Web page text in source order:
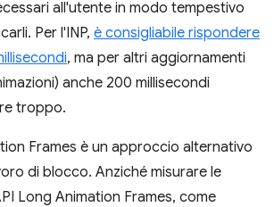
all'utente in modo tempestivo
Per l'INP, è consigliabile rispondere
, ma per altri aggiornamenti
anche 200 millisecondi
troppo.
Frames è un approccio alternativo
di blocco. Anziché misurare le
Long Animation Frames, come